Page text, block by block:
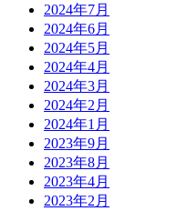
2024年7月
2024年6月
2024年5月
2024年4月
2024年3月
2024年2月
2024年1月
2023年9月
2023年8月
2023年4月
2023年2月